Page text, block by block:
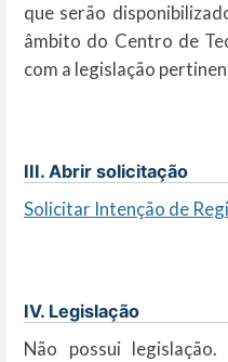
que serão
âmbito do Centro de
com a legislação
III. Abrir solicitação
Solicitar Intenção de
IV. Legislação
Não possui